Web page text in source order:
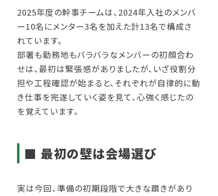
2025年度の幹事チームは、2024年入社のメンバ
ー10名にメンター3名を加えた計13名で構成さ
れています。
部署も勤務地もバラバラなメンバーの初顔合わ
せは、最初は緊張感がありましたが、いざ役割分
担や工程確認が始まると、それぞれが自律的に動
き仕事を完遂していく姿を見て、心強く感じたの
を覚えています。
■ 最初の壁は会場選び
実は今回、準備の初期段階で大きな躓きがあり